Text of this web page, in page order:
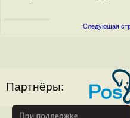
Следующая
Партнёры: